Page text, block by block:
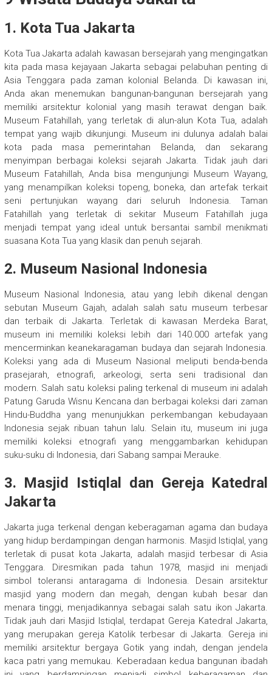
1. Kota Tua Jakarta
Kota Tua Jakarta adalah kawasan bersejarah yang mengingatkan
kita pada masa kejayaan Jakarta sebagai pelabuhan penting di
Asia Tenggara pada zaman kolonial Belanda. Di kawasan ini,
Anda akan menemukan bangunan-bangunan bersejarah yang
memiliki arsitektur kolonial yang masih terawat dengan baik.
Museum Fatahillah, yang terletak di alun-alun Kota Tua, adalah
tempat yang wajib dikunjungi. Museum ini dulunya adalah balai
kota pada masa pemerintahan Belanda, dan sekarang
menyimpan berbagai koleksi sejarah Jakarta. Tidak jauh dari
Museum Fatahillah, Anda bisa mengunjungi Museum Wayang,
yang menampilkan koleksi topeng, boneka, dan artefak terkait
seni pertunjukan wayang dari seluruh Indonesia. Taman
Fatahillah yang terletak di sekitar Museum Fatahillah juga
menjadi tempat yang ideal untuk bersantai sambil menikmati
suasana Kota Tua yang klasik dan penuh sejarah.
2. Museum Nasional Indonesia
Museum Nasional Indonesia, atau yang lebih dikenal dengan
sebutan Museum Gajah, adalah salah satu museum terbesar
dan terbaik di Jakarta. Terletak di kawasan Merdeka Barat,
museum ini memiliki koleksi lebih dari 140.000 artefak yang
mencerminkan keanekaragaman budaya dan sejarah Indonesia.
Koleksi yang ada di Museum Nasional meliputi benda-benda
prasejarah, etnografi, arkeologi, serta seni tradisional dan
modern. Salah satu koleksi paling terkenal di museum ini adalah
Patung Garuda Wisnu Kencana dan berbagai koleksi dari zaman
Hindu-Buddha yang menunjukkan perkembangan kebudayaan
Indonesia sejak ribuan tahun lalu. Selain itu, museum ini juga
memiliki koleksi etnografi yang menggambarkan kehidupan
suku-suku di Indonesia, dari Sabang sampai Merauke.
3. Masjid Istiqlal dan Gereja Katedral
Jakarta
Jakarta juga terkenal dengan keberagaman agama dan budaya
yang hidup berdampingan dengan harmonis. Masjid Istiqlal, yang
terletak di pusat kota Jakarta, adalah masjid terbesar di Asia
Tenggara. Diresmikan pada tahun 1978, masjid ini menjadi
simbol toleransi antaragama di Indonesia. Desain arsitektur
masjid yang modern dan megah, dengan kubah besar dan
menara tinggi, menjadikannya sebagai salah satu ikon Jakarta.
Tidak jauh dari Masjid Istiqlal, terdapat Gereja Katedral Jakarta,
yang merupakan gereja Katolik terbesar di Jakarta. Gereja ini
memiliki arsitektur bergaya Gotik yang indah, dengan jendela
kaca patri yang memukau. Keberadaan kedua bangunan ibadah